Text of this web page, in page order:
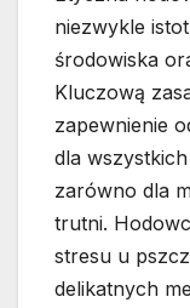
niezwykle
środowiska
Kluczową
zapewnienie
dla
zarówno dla
trutni.
stresu u
delikatnych